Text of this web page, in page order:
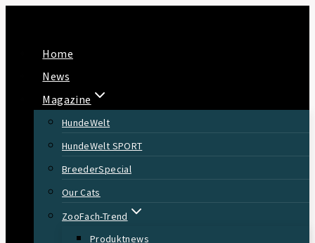
springenHome
News
Magazine
HundeWelt
HundeWelt SPORT
BreederSpecial
Our Cats
ZooFach-Trend
Produktnews